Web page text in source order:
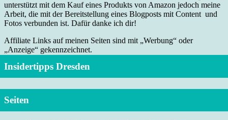
unterstützt mit dem Kauf eines Produkts von Amazon jedoch meine
Arbeit, die mit der Bereitstellung eines Blogposts mit Content und
Fotos verbunden ist. Dafür danke ich dir!
Affiliate Links auf meinen Seiten sind mit „Werbung“ oder
„Anzeige“ gekennzeichnet.
Insidertipps Dresden
Seiten